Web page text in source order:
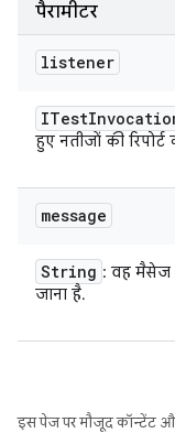
पैरामीटर
listener
ITest
हुए नतीजों की रिपोर्ट
message
String : वह मैसेज
जाना है.
इस पेज पर मौजूद कॉन्टेंट